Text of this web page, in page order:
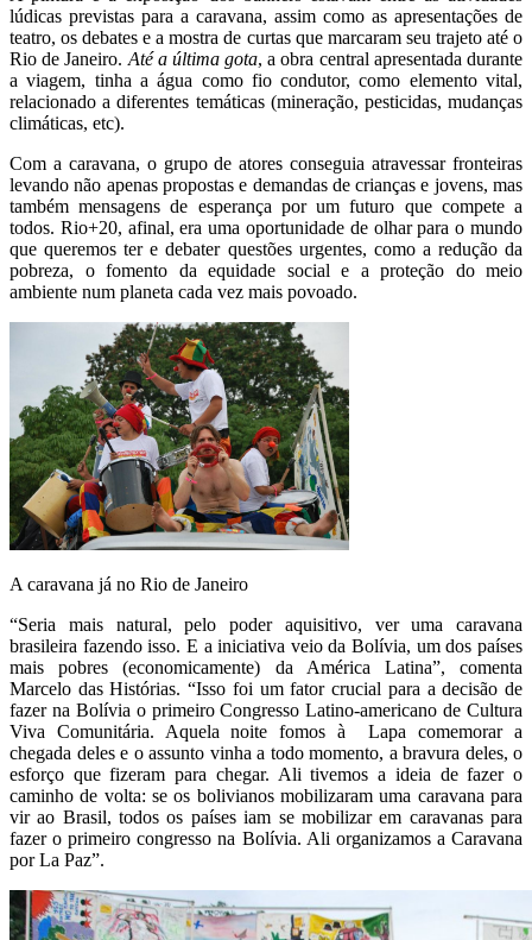
lúdicas previstas para a caravana, assim como as apresentações de
teatro, os debates e a mostra de curtas que marcaram seu trajeto até o
Rio de Janeiro. Até a última gota, a obra central apresentada durante
a viagem, tinha a água como fio condutor, como elemento vital,
relacionado a diferentes temáticas (mineração, pesticidas, mudanças
climáticas, etc).
Com a caravana, o grupo de atores conseguia atravessar fronteiras
levando não apenas propostas e demandas de crianças e jovens, mas
também mensagens de esperança por um futuro que compete a
todos. Rio+20, afinal, era uma oportunidade de olhar para o mundo
que queremos ter e debater questões urgentes, como a redução da
pobreza, o fomento da equidade social e a proteção do meio
ambiente num planeta cada vez mais povoado.
A caravana já no Rio de Janeiro
“Seria mais natural, pelo poder aquisitivo, ver uma caravana
brasileira fazendo isso. E a iniciativa veio da Bolívia, um dos países
mais pobres (economicamente) da América Latina”, comenta
Marcelo das Histórias. “Isso foi um fator crucial para a decisão de
fazer na Bolívia o primeiro Congresso Latino-americano de Cultura
Viva Comunitária. Aquela noite fomos à Lapa comemorar a
chegada deles e o assunto vinha a todo momento, a bravura deles, o
esforço que fizeram para chegar. Ali tivemos a ideia de fazer o
caminho de volta: se os bolivianos mobilizaram uma caravana para
vir ao Brasil, todos os países iam se mobilizar em caravanas para
fazer o primeiro congresso na Bolívia. Ali organizamos a Caravana
por La Paz”.